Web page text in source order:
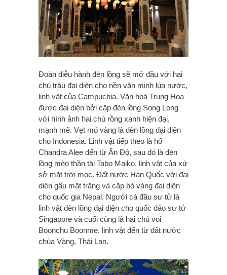
Đoàn diễu hành đèn lồng sẽ mở đầu với hai
chú trâu đại diện cho nền văn minh lúa nước,
linh vật của Campuchia. Văn hoá Trung Hoa
được đại diện bởi cặp đèn lồng Song Long
với hình ảnh hai chú rồng xanh hiện đại,
mạnh mẽ. Vẹt mỏ vàng là đèn lồng đại diện
cho Indonesia. Linh vật tiếp theo là hổ
Chandra Alee đến từ Ấn Độ, sau đó là đèn
lồng mèo thần tài Tabo Maiko, linh vật của xứ
sở mặt trời mọc. Đất nước Hàn Quốc với đại
diện gấu mặt trăng và cặp bò vàng đại diện
cho quốc gia Nepal. Người cá đầu sư tử là
linh vật đèn lồng đại diện cho quốc đảo sư tử
Singapore và cuối cùng là hai chú voi
Boonchu Boonme, linh vật đến từ đất nước
chùa Vàng, Thái Lan.